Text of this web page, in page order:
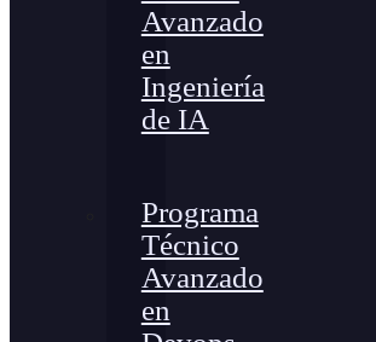
Avanzado
en
Ingeniería
de IA
Programa
Técnico
Avanzado
en